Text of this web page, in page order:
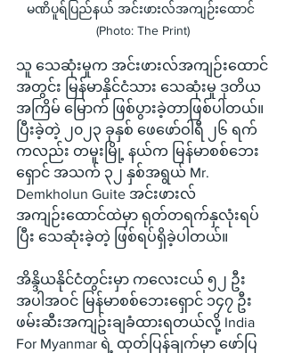
မဏိပူရ်ပြည်နယ် အင်းဖားလ်အကျဉ်းထောင်
(Photo: The Print)
သူ သေဆုံးမှုက အင်းဖားလ်အကျဉ်းထောင်
အတွင်း မြန်မာနိုင်ငံသား သေဆုံးမှု ဒုတိယ
အကြိမ် မြောက် ဖြစ်ပွားခဲ့တာဖြစ်ပါတယ်။
ပြီးခဲ့တဲ့ ၂၀၂၃ ခုနှစ် ဖေဖော်ဝါရီ ၂၆ ရက်
ကလည်း တမူးမြို့ နယ်က မြန်မာစစ်ဘေး
ရှောင် အသက် ၃၂ နှစ်အရွယ် Mr.
Demkholun Guite အင်းဖားလ်
အကျဉ်းထောင်ထဲမှာ ရုတ်တရက်နှလုံးရပ်
ပြီး သေဆုံးခဲ့တဲ့ ဖြစ်ရပ်ရှိခဲ့ပါတယ်။
အိန္ဒိယနိုင်ငံတွင်းမှာ ကလေးငယ် ၅၂ ဦး
အပါအဝင် မြန်မာစစ်ဘေးရှောင် ၁၄၇ ဦး
ဖမ်းဆီးအကျဥ်းချခံထားရတယ်လို့ India
For Myanmar ရဲ့ ထုတ်ပြန်ချက်မှာ ဖော်ပြ